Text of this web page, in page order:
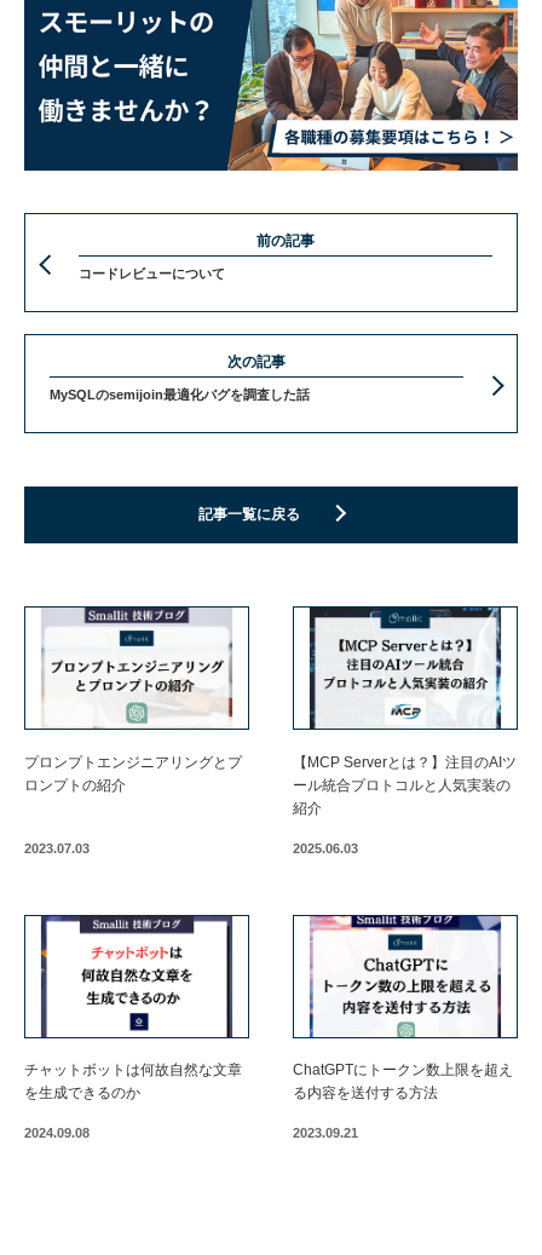
前の記事
コードレビューについて
次の記事
MySQLのsemijoin最適化バグを調査した話
記事一覧に戻る
プロンプトエンジニアリングとプ
ロンプトの紹介
2023.07.03
【MCP Serverとは？】注目のAIツ
ール統合プロトコルと人気実装の
紹介
2025.06.03
チャットボットは何故自然な文章
を生成できるのか
2024.09.08
ChatGPTにトークン数上限を超え
る内容を送付する方法
2023.09.21